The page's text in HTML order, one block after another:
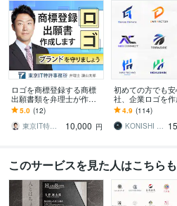
ロゴを商標登録する商標
出願書類を弁理士が作成
します 他社との差別化ポ
イントを守るためロゴ等
の商標登録をしましょう
5.0 (12)
東京IT特許事務所_Isayama
10,000 円
初めての方でも
社、企業ロゴを作
す 企業の信頼を形
スタイリッシュな
ザイン
4.9 (114)
KONISHI DESIGN
このサービスを見た人はこちら